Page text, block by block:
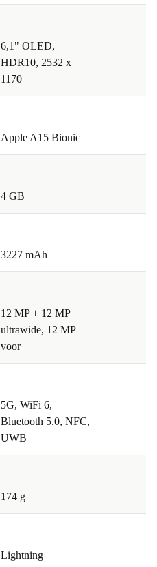
6,1" OLED,
HDR10, 2532 x
1170
Apple A15 Bionic
4 GB
3227 mAh
12 MP + 12 MP
ultrawide, 12 MP
voor
5G, WiFi 6,
Bluetooth 5.0, NFC,
UWB
174 g
Lightning